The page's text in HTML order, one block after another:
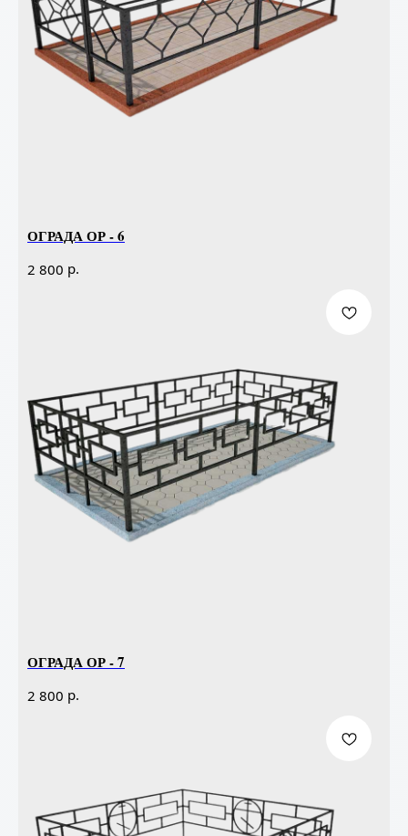
ОГРАДА ОР - 6
2 800 р.
ОГРАДА ОР - 7
2 800 р.